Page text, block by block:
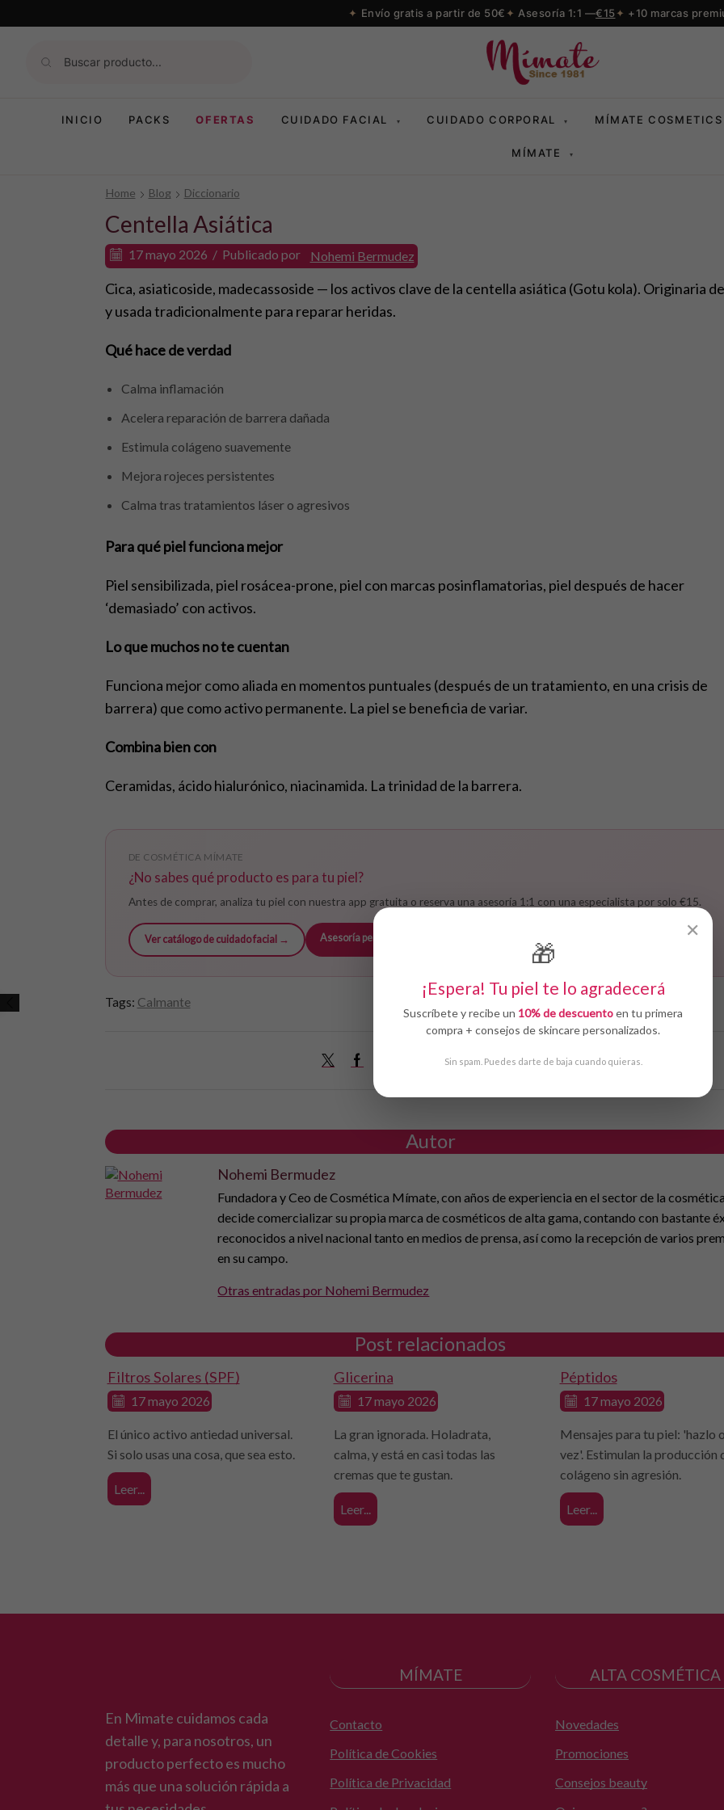
Envío gratis a partir de 50€ Asesoría 1:1 —€15 +10 marcas
INICIO PACKS OFERTAS CUIDADO FACIAL ▾ CUIDADO CORPORAL ▾ MÍMATE COSMETICS
MÍMATE ▾
Home Blog Diccionario
Centella Asiática
17 mayo 2026 / Publicado por Nohemi Bermudez
Cica, asiaticoside, madecassoside — los activos clave de la centella asiática (Gotu kola). Originaria
y usada tradicionalmente para reparar heridas.
Qué hace de verdad
Calma inflamación
Acelera reparación de barrera dañada
Estimula colágeno suavemente
Mejora rojeces persistentes
Calma tras tratamientos láser o agresivos
Para qué piel funciona mejor
Piel sensibilizada, piel rosácea-prone, piel con marcas posinflamatorias, piel después de hacer
‘demasiado’ con activos.
Lo que muchos no te cuentan
Funciona mejor como aliada en momentos puntuales (después de un tratamiento, en una crisis de
barrera) que como activo permanente. La piel se beneficia de variar.
Combina bien con
Ceramidas, ácido hialurónico, niacinamida. La trinidad de la barrera.
DE COSMÉTICA MÍMATE
¿No sabes qué producto es para tu piel?
Antes de comprar, analiza tu piel con nuestra app gratuita o reserva una asesoría 1:1 con una especialista por solo €15.
Ver catálogo de cuidado facial → Asesoría personalizada €15
Tags: Calmante
Autor
Nohemi Bermudez
Fundadora y Ceo de Cosmética Mímate, con años de experiencia en el sector de la
decide comercializar su propia marca de cosméticos de alta gama, contando con bastante
reconocidos a nivel nacional tanto en medios de prensa, así como la recepción de varios
en su campo.
Otras entradas por Nohemi Bermudez
Post relacionados
Filtros Solares (SPF)
17 mayo 2026
El único activo antiedad universal.
Si solo usas una cosa, que sea esto.
Leer...
Glicerina
17 mayo 2026
La gran ignorada. Holadrata,
calma, y está en casi todas las
cremas que te gustan.
Leer...
Péptidos
17 mayo 2026
Mensajes para tu piel: 'hazlo
vez'. Estimulan la producción
colágeno sin agresión.
Leer...
En Mimate cuidamos cada
detalle y, para nosotros, un
producto perfecto es mucho
más que una solución rápida a
MÍMATE
Contacto
Política de Cookies
Política de Privacidad
ALTA COSMÉTICA
Novedades
Promociones
Consejos beauty
✕
🎁
¡Espera! Tu piel te lo agradecerá
Suscríbete y recibe un 10% de descuentoen tu primera
compra + consejos de skincare personalizados.
Sin spam. Puedes darte de baja cuando quieras.